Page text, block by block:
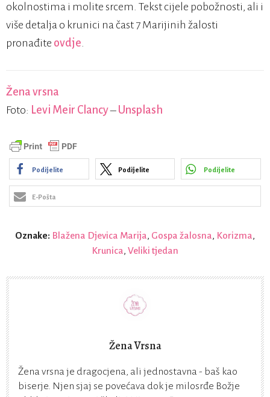
okolnostima i molite srcem. Tekst cijele pobožnosti, ali i
više detalja o krunici na čast 7 Marijinih žalosti
pronađite ovdje.
Žena vrsna
Foto: Levi Meir Clancy– Unsplash
Podijelite Podijelite Podijelite
E-Pošta
Oznake: Blažena Djevica Marija, Gospa žalosna, Korizma,
Krunica, Veliki tjedan
Žena Vrsna
Žena vrsna je dragocjena, ali jednostavna - baš kao
biserje. Njen sjaj se povećava dok je milosrđe Božje